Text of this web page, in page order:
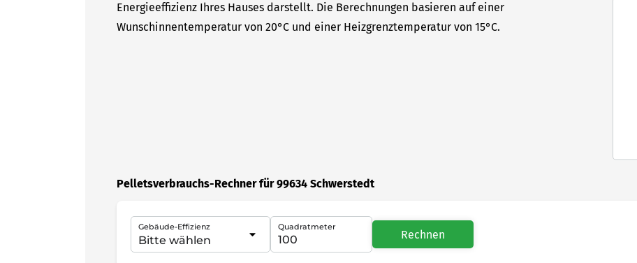
Energieeffizienz Ihres Hauses darstellt. Die Berechnungen basieren auf einer
Wunschinnentemperatur von 20°C und einer Heizgrenztemperatur von 15°C.
Pelletsverbrauchs-Rechner für 99634 Schwerstedt
Gebäude-Effizienz Quadratmeter
Rechnen